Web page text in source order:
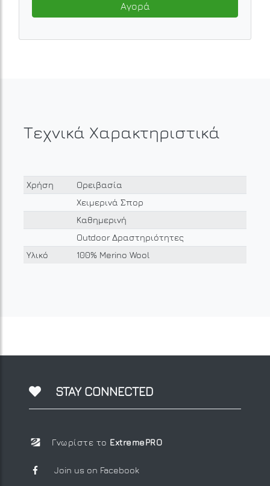
Αγορά
Τεχνικά Χαρακτηριστικά
Χρήση
Ορειβασία
Χειμερινά Σπορ
Καθημερινή
Outdoor Δραστηριότητες
Υλικό
100% Merino Wool
STAY CONNECTED
Γνωρίστε το ExtremePRO
Join us on Facebook